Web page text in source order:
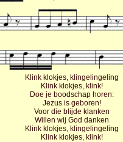
Klink klokjes, klingelingeling
Klink klokjes, klink!
Doe je boodschap horen:
Jezus is geboren!
Voor die blijde klanken
Willen wij God danken
Klink klokjes, klingelingeling
Klink klokjes, klink!